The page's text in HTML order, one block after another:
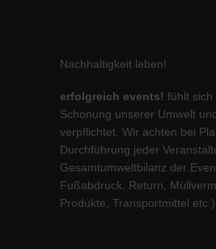
Nachhaltigkeit leben!
erfolgreich events! fühlt sich
Schonung unserer Umwelt
verpflichtet. Wir achten bei
Durchführung jeder
Gesamtumweltbilanz der
Fußabdruck, Return,
Produkte, Transportmittel etc.)